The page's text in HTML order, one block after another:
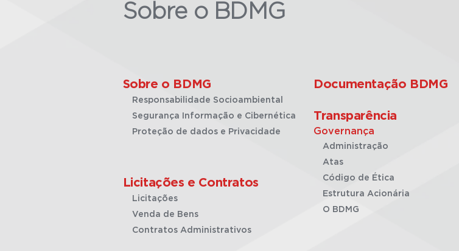
Sobre o BDMG
Sobre o BDMG
Responsabilidade Socioambiental
Segurança Informação e Cibernética
Proteção de dados e Privacidade
Licitações e Contratos
Licitações
Venda de Bens
Contratos Administrativos
Documentação BDMG
Transparência
Governança
Administração
Atas
Código de Ética
Estrutura Acionária
O BDMG